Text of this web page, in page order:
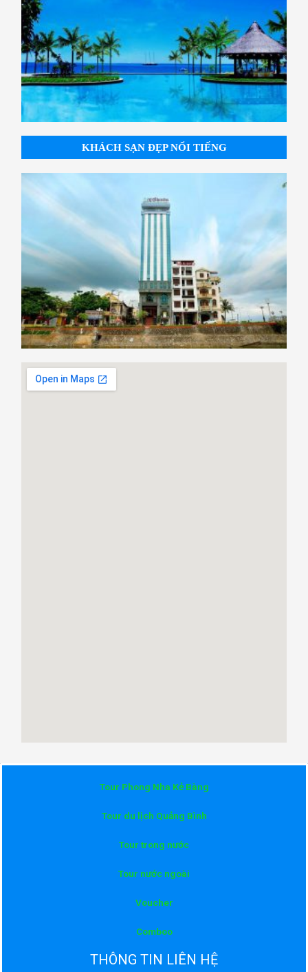
KHÁCH SẠN ĐẸP NỔI TIẾNG
Tour Phong Nha Kẻ Bàng
Tour du lịch Quảng Bình
Tour trong nước
Tour nước ngoài
Voucher
Comboo
THÔNG TIN LIÊN HỆ